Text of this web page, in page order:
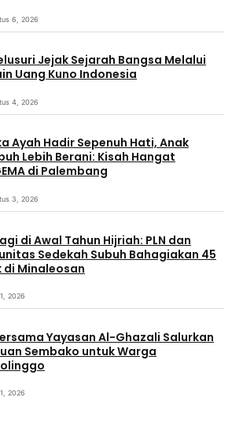
6, 2026
Jejak Sejarah Bangsa Melalui
Uang Kuno Indonesia
4, 2026
Ayah Hadir Sepenuh Hati, Anak
Lebih Berani: Kisah Hangat
di Palembang
3, 2026
di Awal Tahun Hijriah: PLN dan
Sedekah Subuh Bahagiakan 45
di Minaleosan
2026
Yayasan Al-Ghazali Salurkan
Sembako untuk Warga
2026